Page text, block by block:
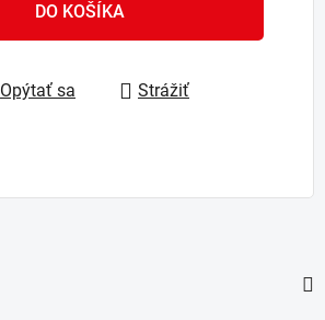
DO KOŠÍKA
Opýtať sa
Strážiť